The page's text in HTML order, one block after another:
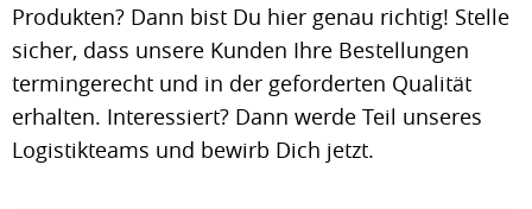
Produkten? Dann bist Du hier genau richtig! Stelle
sicher, dass unsere Kunden Ihre Bestellungen
termingerecht und in der geforderten Qualität
erhalten. Interessiert? Dann werde Teil unseres
Logistikteams und bewirb Dich jetzt.